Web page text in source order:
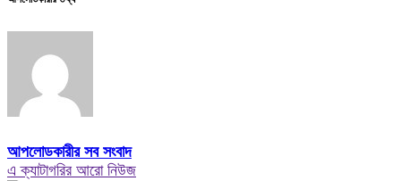
আপলোডকারীর সব সংবাদ
এ ক্যাটাগরির আরো নিউজ